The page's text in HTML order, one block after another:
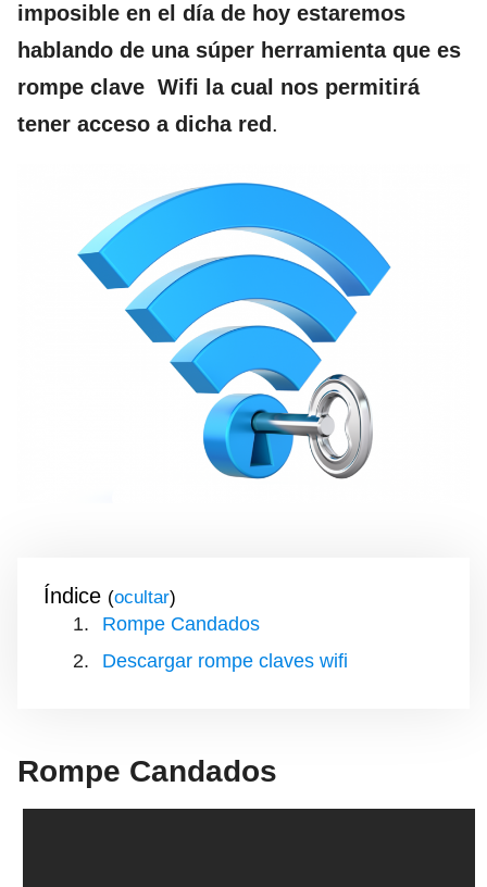
imposible en el día de hoy estaremos
hablando de una súper herramienta que es
rompe clave Wifi la cual nos permitirá
tener acceso a dicha red .
Índice ( )
Rompe Candados
Descargar rompe claves wifi
Rompe Candados